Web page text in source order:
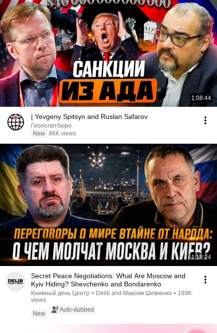
1:08:44
| Yevgeny Spitsyn and Ruslan Safarov
Геополитбюро
New 86K views
1:18:24
Secret Peace Negotiations: What Are Moscow and
Kyiv Hiding? Shevchenko and Bondarenko
Книжный день Центр × Delib and Максим Шевченко • 189K
views
New
Auto-dubbed